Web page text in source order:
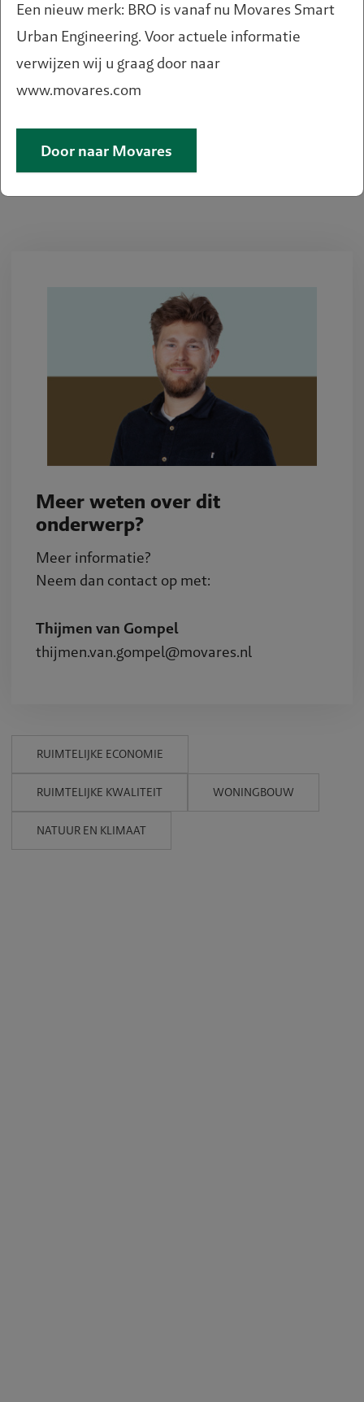
Bron: Gemeente Purmerend
Deel deze pagina
Meer weten over dit
onderwerp?
Meer informatie?
Neem dan contact op met:
Thijmen van Gompel
thijmen.van.gompel@movares.nl
RUIMTELIJKE ECONOMIE
RUIMTELIJKE KWALITEIT WONINGBOUW
NATUUR EN KLIMAAT
Een nieuw merk: BRO is vanaf nu Movares Smart
Urban Engineering. Voor actuele informatie
verwijzen wij u graag door naar
www.movares.com
Door naar Movares